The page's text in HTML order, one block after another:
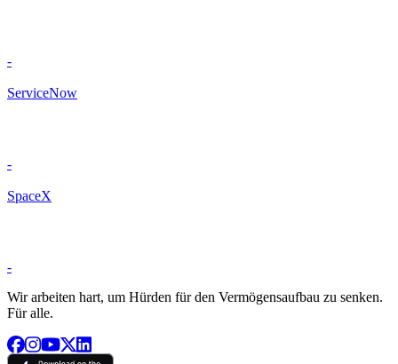
-
ServiceNow
-
SpaceX
-
Wir arbeiten hart, um Hürden für den Vermögensaufbau zu senken.
Für alle.